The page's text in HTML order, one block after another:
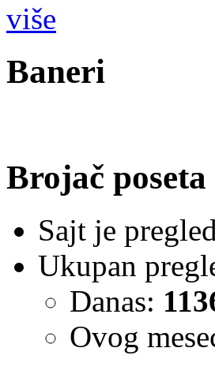
više
Baneri
Brojač poseta
Sajt je
Ukupan
Danas:
Ovog